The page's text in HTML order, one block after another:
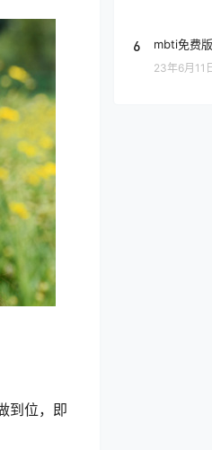
到位，即
6 mbti免费
23年6月11